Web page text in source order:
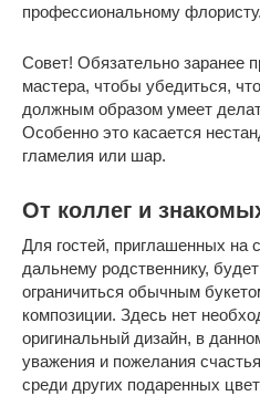
профессиональному флористу.
Совет! Обязательно заранее
мастера, чтобы убедиться,
должным образом умеет
Особенно это касается
гламелия или шар.
От коллег и
Для гостей, приглашенных на
дальнему родственнику,
ограничиться обычным
композиции. Здесь нет
оригинальный дизайн, в
уважения и пожелания
среди других подаренных